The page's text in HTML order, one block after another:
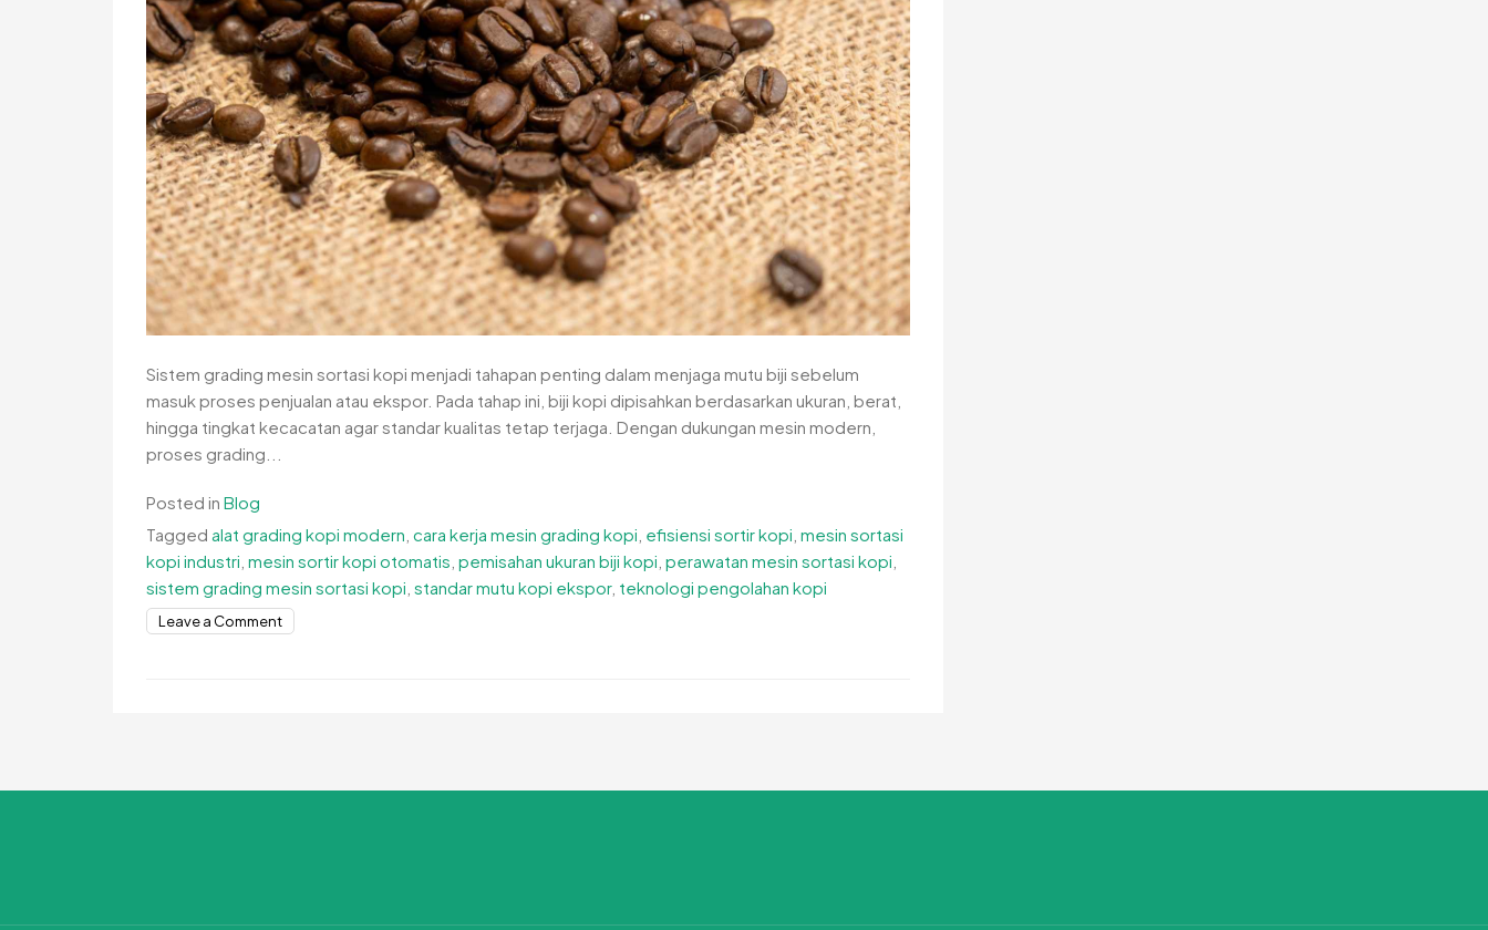
Sistem grading mesin sortasi kopi menjadi tahapan penting dalam menjaga mutu biji sebelum
masuk proses penjualan atau ekspor. Pada tahap ini, biji kopi dipisahkan berdasarkan ukuran, berat,
hingga tingkat kecacatan agar standar kualitas tetap terjaga. Dengan dukungan mesin modern,
proses grading...
Posted in Blog
Tagged alat grading kopi modern cara kerja mesin grading kopi efisiensi sortir kopi mesin sortasi
kopi industri mesin sortir kopi otomatis pemisahan ukuran biji kopi perawatan mesin sortasi kopi
sistem grading mesin sortasi kopi standar mutu kopi ekspor, teknologi pengolahan kopi
Leave a Commenton